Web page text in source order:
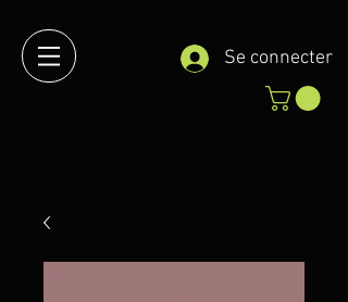
Se connecter